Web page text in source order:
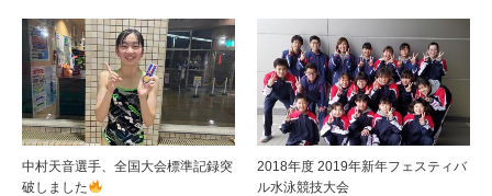
中村天音選手、全国大会標準記録突
破しました
2018年度 2019年新年フェスティバ
ル水泳競技大会